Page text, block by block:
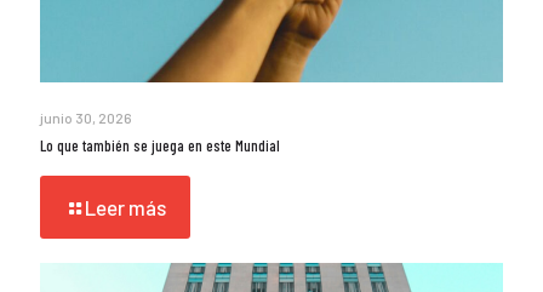
junio 30, 2026
Lo que también se juega en este Mundial
Leer más